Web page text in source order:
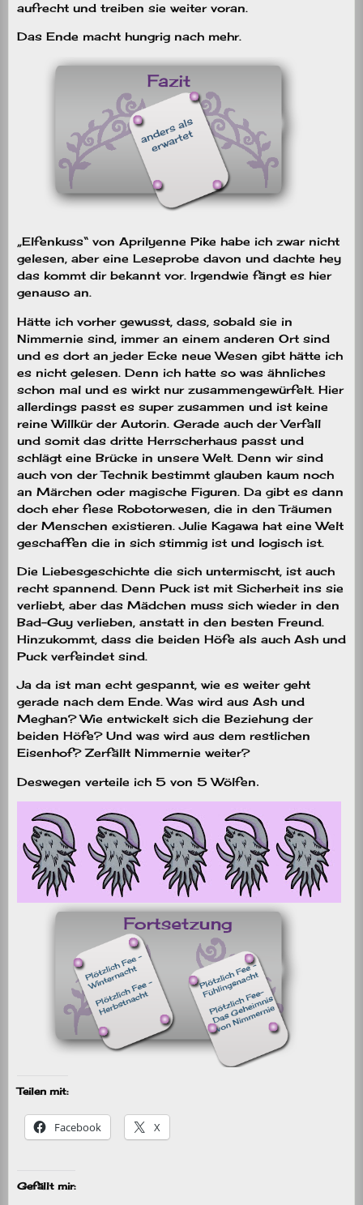
aufrecht und treiben sie weiter voran.
Das Ende macht hungrig nach mehr.
„Elfenkuss“ von Aprilyenne Pike habe ich zwar nicht
gelesen, aber eine Leseprobe davon und dachte hey
das kommt dir bekannt vor. Irgendwie fängt es hier
genauso an.
Hätte ich vorher gewusst, dass, sobald sie in
Nimmernie sind, immer an einem anderen Ort sind
und es dort an jeder Ecke neue Wesen gibt hätte ich
es nicht gelesen. Denn ich hatte so was ähnliches
schon mal und es wirkt nur zusammengewürfelt. Hier
allerdings passt es super zusammen und ist keine
reine Willkür der Autorin. Gerade auch der Verfall
und somit das dritte Herrscherhaus passt und
schlägt eine Brücke in unsere Welt. Denn wir sind
auch von der Technik bestimmt glauben kaum noch
an Märchen oder magische Figuren. Da gibt es dann
doch eher fiese Robotorwesen, die in den Träumen
der Menschen existieren. Julie Kagawa hat eine Welt
geschaffen die in sich stimmig ist und logisch ist.
Die Liebesgeschichte die sich untermischt, ist auch
recht spannend. Denn Puck ist mit Sicherheit ins sie
verliebt, aber das Mädchen muss sich wieder in den
Bad-Guy verlieben, anstatt in den besten Freund.
Hinzukommt, dass die beiden Höfe als auch Ash und
Puck verfeindet sind.
Ja da ist man echt gespannt, wie es weiter geht
gerade nach dem Ende. Was wird aus Ash und
Meghan? Wie entwickelt sich die Beziehung der
beiden Höfe? Und was wird aus dem restlichen
Eisenhof? Zerfällt Nimmernie weiter?
Deswegen verteile ich 5 von 5 Wölfen.
Teilen mit:
Facebook X
Gefällt mir: